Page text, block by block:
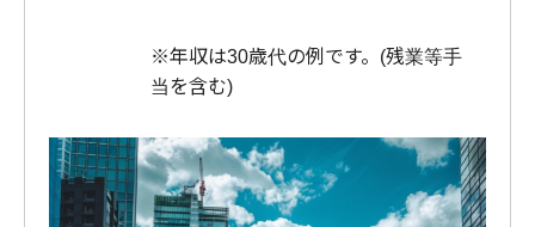
※年収は30歳代の例です。(残業等手
当を含む)